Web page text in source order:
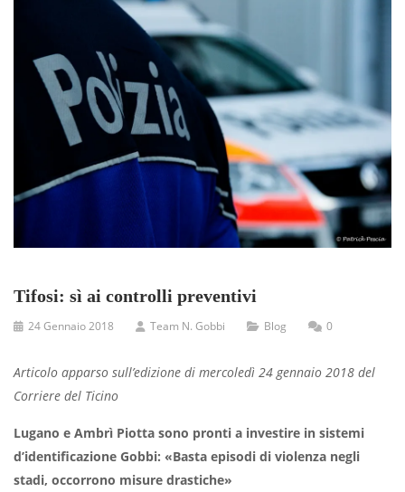
Tifosi: sì ai controlli preventivi
24 Gennaio 2018 Team N. Gobbi Blog 0
Articolo apparso sull’edizione di mercoledì 24 gennaio 2018 del
Corriere del Ticino
Lugano e Ambrì Piotta sono pronti a investire in sistemi
d’identificazione Gobbi: «Basta episodi di violenza negli
stadi, occorrono misure drastiche»